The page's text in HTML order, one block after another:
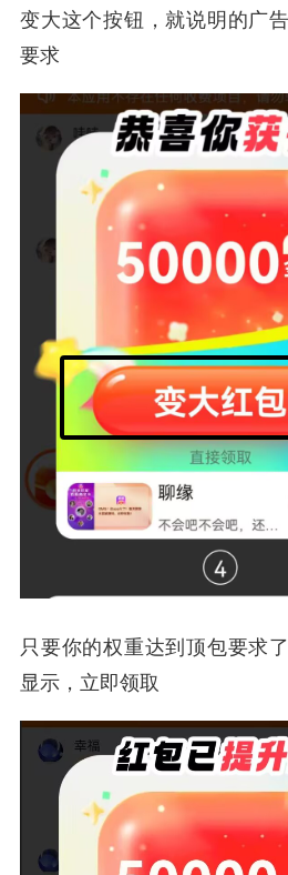
变大这个按钮，就说明的广
要求
只要你的权重达到顶包要求
显示，立即领取